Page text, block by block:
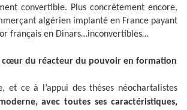
convertible. Plus concrètement encore,
algérien implanté en France payant
français en Dinars…inconvertibles…
cœur du réacteur du pouvoir en formation
et ce à l’appui des thèses néochartalistes
avec toutes ses caractéristiques,